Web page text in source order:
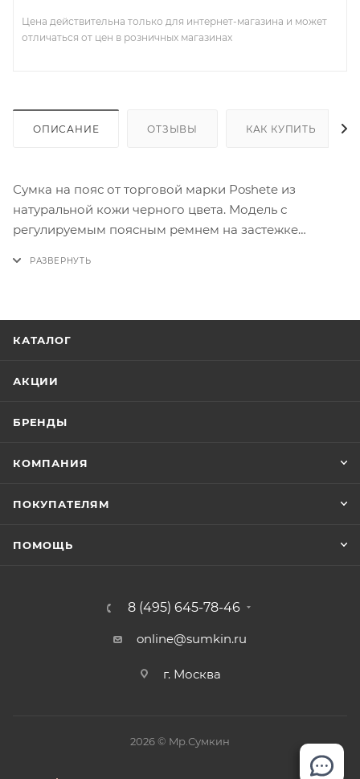
Цена действительна только для интернет-магазина и может
отличаться от цен в розничных магазинах
ОПИСАНИЕ ОТЗЫВЫ КАК КУПИТЬ
Сумка на пояс от торговой марки Poshete из
натуральной кожи черного цвета. Модель с
регулируемым поясным ремнем на застежке
КАТАЛОГ
АКЦИИ
БРЕНДЫ
КОМПАНИЯ
ПОКУПАТЕЛЯМ
ПОМОЩЬ
8 (495) 645-78-46
online@sumkin.ru
г. Москва
2026 © Mр.Сумкин